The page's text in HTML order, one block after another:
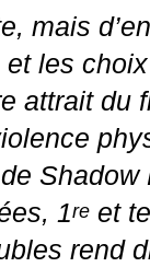
mais
les
attrait du
de
1re et
rend